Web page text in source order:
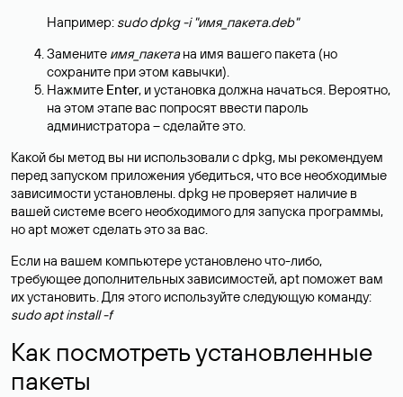
Например: sudo dpkg -i "имя_пакета.deb"
Замените имя_пакетана имя вашего пакета (но
сохраните при этом кавычки).
Нажмите Enter, и установка должна начаться. Вероятно,
на этом этапе вас попросят ввести пароль
администратора – сделайте это.
Какой бы метод вы ни использовали с dpkg, мы рекомендуем
перед запуском приложения убедиться, что все необходимые
зависимости установлены. dpkg не проверяет наличие в
вашей системе всего необходимого для запуска программы,
но apt может сделать это за вас.
Если на вашем компьютере установлено что-либо,
требующее дополнительных зависимостей, apt поможет вам
их установить. Для этого используйте следующую команду:
sudo apt install -f
Как посмотреть установленные
пакеты